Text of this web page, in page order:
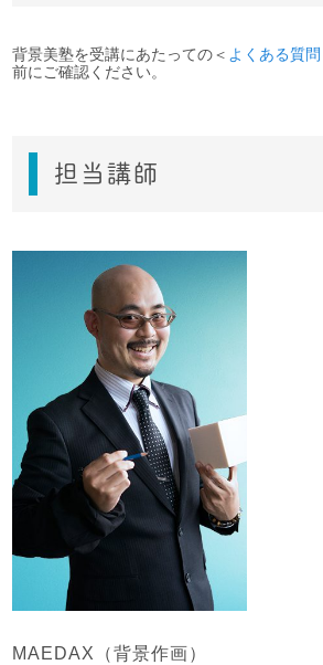
背景美塾を受講にあたっての＜ よくある質問
前にご確認ください。
担当講師
MAEDAX（背景作画）